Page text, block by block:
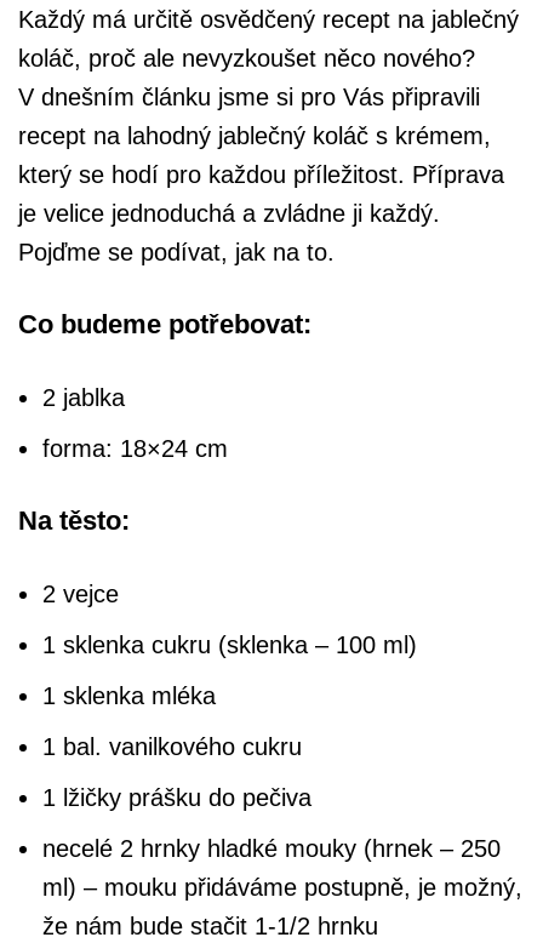
Každý má určitě osvědčený recept na jablečný
koláč, proč ale nevyzkoušet něco nového?
V dnešním článku jsme si pro Vás připravili
recept na lahodný jablečný koláč s krémem,
který se hodí pro každou příležitost. Příprava
je velice jednoduchá a zvládne ji každý.
Pojďme se podívat, jak na to.
Co budeme potřebovat:
2 jablka
forma: 18×24 cm
Na těsto:
2 vejce
1 sklenka cukru (sklenka – 100 ml)
1 sklenka mléka
1 bal. vanilkového cukru
1 lžičky prášku do pečiva
necelé 2 hrnky hladké mouky (hrnek – 250
ml) – mouku přidáváme postupně, je možný,
že nám bude stačit 1-1/2 hrnku